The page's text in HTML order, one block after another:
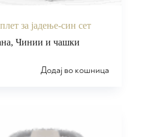
за јадење-син сет
, Чинии и чашки
Додај во кошница